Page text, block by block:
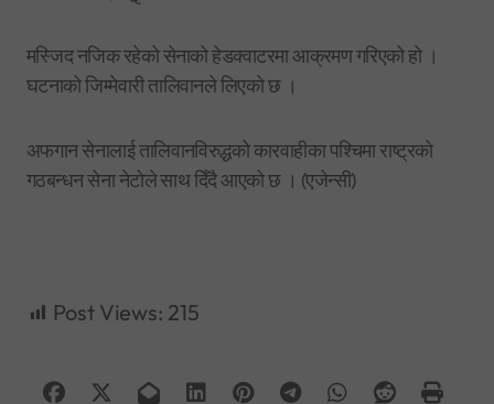
मस्जिद नजिक रहेको सेनाको हेडक्वाटरमा आक्रमण गरिएको हो ।
घटनाको जिम्मेवारी तालिवानले लिएको छ ।
अफगान सेनालाई तालिवानविरुद्धको कारवाहीका पश्चिमा राष्ट्रको
गठबन्धन सेना नेटोले साथ दिँदै आएको छ । (एजेन्सी)
Post Views: 215